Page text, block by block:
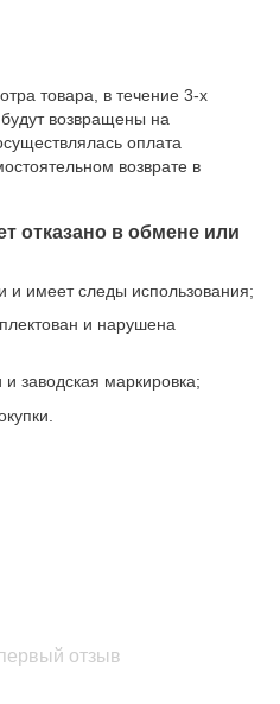
товара, в течение 3-х
возвращены на
оплата
возврате в
отказано в обмене или
и имеет следы использования;
и нарушена
заводская маркировка;
отзыв